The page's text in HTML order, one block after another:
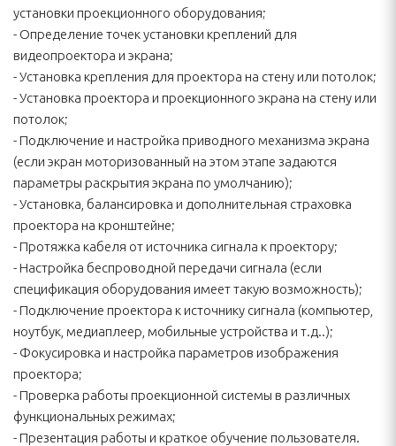
установки проекционного оборудования;
- Определение точек установки креплений для
видеопроектора и экрана;
- Установка крепления для проектора на стену или потолок;
- Установка проектора и проекционного экрана на стену или
потолок;
- Подключение и настройка приводного механизма экрана
(если экран моторизованный на этом этапе задаются
параметры раскрытия экрана по умолчанию);
- Установка, балансировка и дополнительная страховка
проектора на кронштейне;
- Протяжка кабеля от источника сигнала к проектору;
- Настройка беспроводной передачи сигнала (если
спецификация оборудования имеет такую возможность);
- Подключение проектора к источнику сигнала (компьютер,
ноутбук, медиаплеер, мобильные устройства и т.д..);
- Фокусировка и настройка параметров изображения
проектора;
- Проверка работы проекционной системы в различных
функциональных режимах;
- Презентация работы и краткое обучение пользователя.